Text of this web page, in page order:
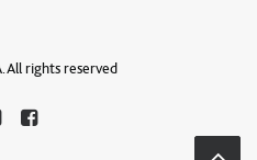
All rights reserved